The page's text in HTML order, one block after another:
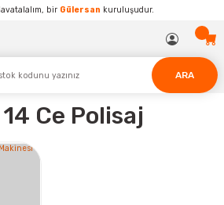
bir Gülersan kuruluşudur.
ARA
Ce Polisaj